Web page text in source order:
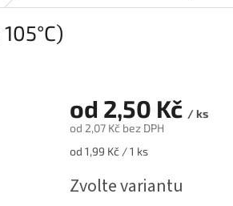
od 2,50 Kč / ks
od 2,07 Kč bez DPH
Měrná
od 1,99 Kč / 1 ks
Zvolte variantu